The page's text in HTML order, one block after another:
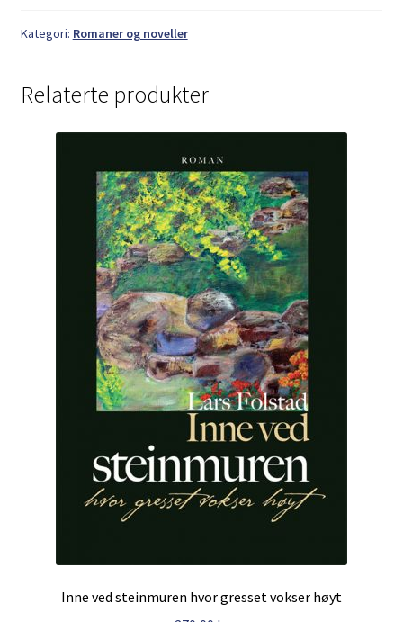
ved
Kategori: Romaner og noveller
Relaterte produkter
Inne ved steinmuren hvor gresset vokser høyt